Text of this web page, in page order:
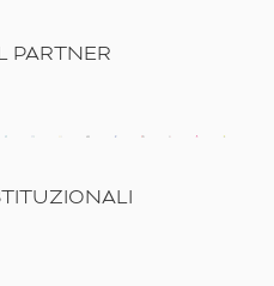
PARTNER